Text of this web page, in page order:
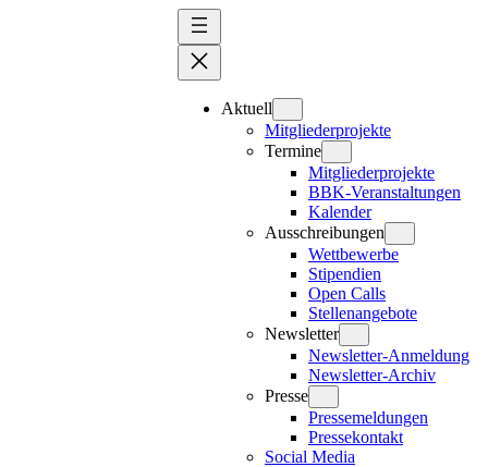
Aktuell
Mitgliederprojekte
Termine
Mitgliederprojekte
BBK-Veranstaltungen
Kalender
Ausschreibungen
Wettbewerbe
Stipendien
Open Calls
Stellenangebote
Newsletter
Newsletter-Anmeldung
Newsletter-Archiv
Presse
Pressemeldungen
Pressekontakt
Social Media